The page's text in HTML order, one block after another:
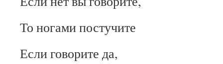
То ногами постучите
Если говорите да,